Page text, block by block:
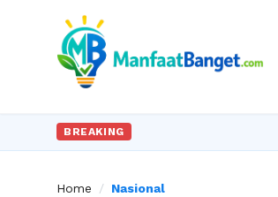
BREAKING
Home / Nasional